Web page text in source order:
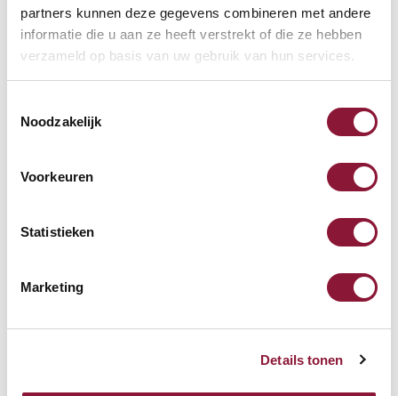
partners kunnen deze gegevens combineren met andere
informatie die u aan ze heeft verstrekt of die ze hebben
verzameld op basis van uw gebruik van hun services.
Noodzakelijk
Voorkeuren
Statistieken
Marketing
Details tonen
VOETENSTER IN GEPOLIJST ALUMINIUM ?
Aantal:
Offerte aanvragen